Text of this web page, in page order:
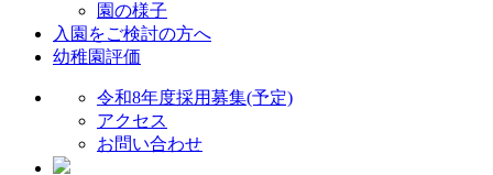
園の様子
入園をご検討の方へ
幼稚園評価
令和8年度採用募集(予定)
アクセス
お問い合わせ